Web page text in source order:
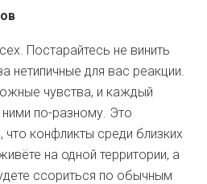
Постарайтесь не винить
нетипичные для вас реакции.
чувства, и каждый
ними по-разному. Это
конфликты среди близких
на одной территории, а
ссориться по обычным